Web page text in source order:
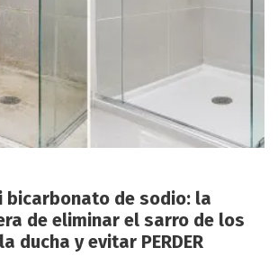
bicarbonato de sodio: la
de eliminar el sarro de los
ducha y evitar PERDER